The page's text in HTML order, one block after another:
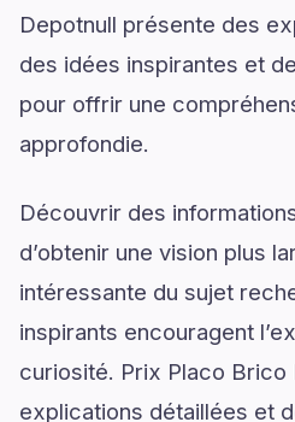
Depotnull présente des
des idées inspirantes et
pour offrir une
approfondie.
Découvrir des
d’obtenir une vision plus
intéressante du sujet
inspirants encouragent
curiosité. Prix Placo
explications détaillées et